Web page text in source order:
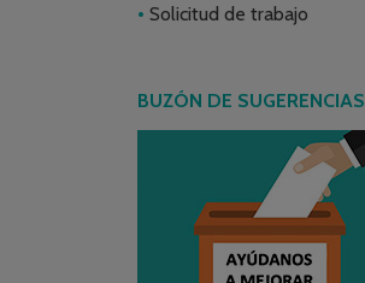
Solicitud de trabajo
BUZÓN DE SUGERENCIAS